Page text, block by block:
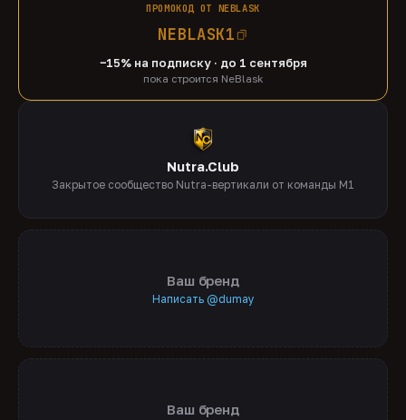
ПРОМОКОД ОТ NEBLASK
NEBLASK1
−15% на подписку · до 1 сентября
пока строится NeBlask
Nutra.Club
Закрытое сообщество Nutra-вертикали от команды M1
Ваш бренд
Написать @dumay
Ваш бренд